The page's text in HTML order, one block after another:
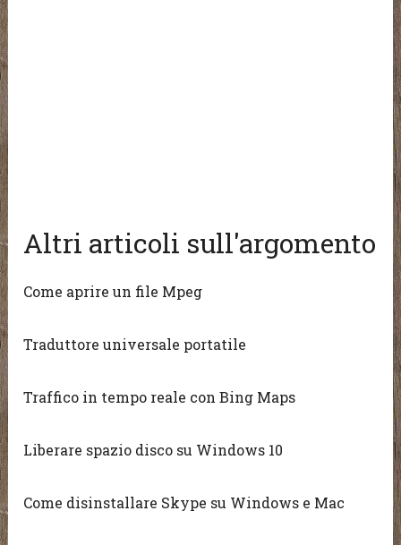
Altri articoli sull'argomento
Come aprire un file Mpeg
Traduttore universale portatile
Traffico in tempo reale con Bing Maps
Liberare spazio disco su Windows 10
Come disinstallare Skype su Windows e Mac